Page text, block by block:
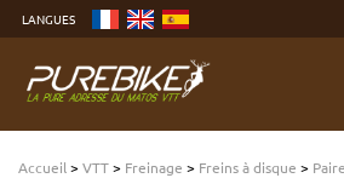
contenu
menu
Aller
LANGUES
Accueil >VTT> Freinage > Freins à disque >